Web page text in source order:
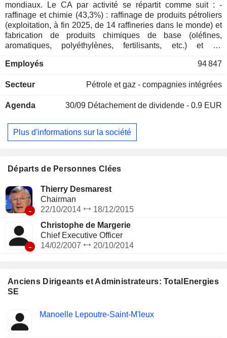
Anciens Dirigeants et Administrateurs: TotalEnergies
SE
Insider
Fonctions
Manoelle Lepoutre-Saint-M'leux
mondiaux. Le CA par activité se répartit comme suit : -
raffinage et chimie (43,3%) : raffinage de produits pétroliers
(exploitation, à fin 2025, de 14 raffineries dans le monde) et
fabrication de produits chimiques de base (oléfines,
aromatiques, polyéthylènes, fertilisants, etc.) et de
groupe mène des activités de négoce et de transport
distribution de produits pétroliers (39,1%) : exploitation, à fin
génération d'électricité (9,7%) : à partir de centrales à gaz à
négoce, transport et distribution de gaz (5%) : notamment
gaz naturel liquéfié (43,9 millions de tonnes vendus en
(2,8%) : 2,5 millions de barils équivalent pétrole produits par
du CA est la suivante : France (22,8%), Europe (45%),
Afrique (10%), Amérique du Nord (7,2%) et autres (15%).
Employés 94 847
Secteur Pétrole et gaz - compagnies intégrées
Agenda 30/09 Détachement de dividende - 0.9 EUR
Plus d'informations sur la société
Départs de Personnes Clées
-
Thierry Desmarest
Chairman
22/10/2014
18/12/2015
-
Christophe de Margerie
Chief Executive Officer
14/02/2007
20/10/2014